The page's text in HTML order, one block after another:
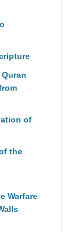
of
the
Warfare